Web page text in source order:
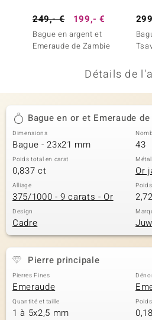
249,- € 199,- €
Bague en argent et
Emeraude de Zambie
Détails de
Bague en or et Emeraude
Dimensions
Bague - 23x21 mm 43
Poids total en carat
0,837 ct Or
Alliage
375/1000 - 9 carats - Or
Design
Cadre
Pierre principale
Pierres Fines
Emeraude
Quantité et taille
1 à 5x2,5 mm